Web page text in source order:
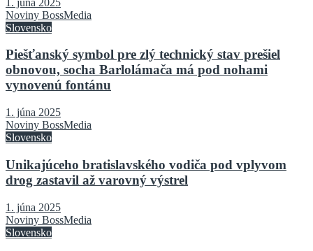
Noviny BossMedia
Slovensko
Piešťanský symbol pre zlý technický stav prešiel
obnovou, socha Barlolámača má pod nohami
vynovenú fontánu
1. júna 2025
Noviny BossMedia
Slovensko
Unikajúceho bratislavského vodiča pod vplyvom
drog zastavil až varovný výstrel
1. júna 2025
Noviny BossMedia
Slovensko